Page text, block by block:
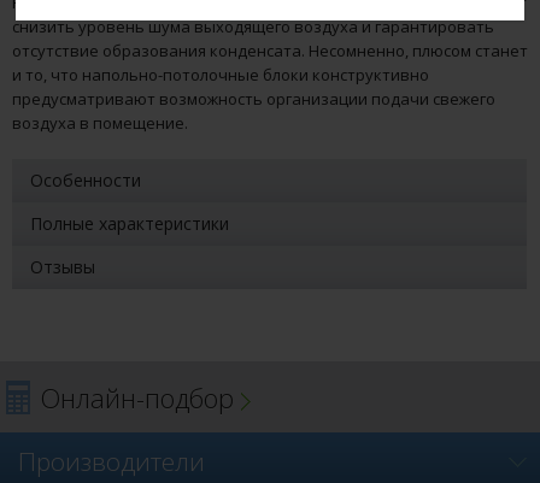
снизить уровень шума выходящего воздуха и гарантировать
отсутствие образования конденсата. Несомненно, плюсом станет
и то, что напольно-потолочные блоки конструктивно
предусматривают возможность организации подачи свежего
воздуха в помещение.
Особенности
Полные характеристики
Отзывы
Онлайн-подбор
Производители